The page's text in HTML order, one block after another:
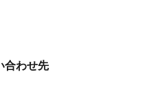
合わせ先